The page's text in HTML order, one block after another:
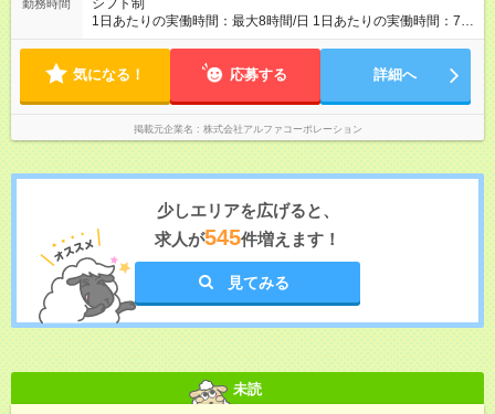
勤務時間
シフト制
1日あたりの実働時間：最大8時間/日 1日あたりの実働時間：7～
8時間 シフト例 ・10時00分～19時00分 ・10時00分～18時00分
気になる！ 応募する 詳細へ
掲載元企業名 株式会社アルファコーポレーション
少しエリアを広げると、
求人が545件増えます！
見てみる
未読